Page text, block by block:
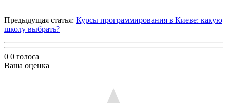
Предыдущая статья: Курсы программирования в Киеве: какую
школу выбрать?
0 0 голоса
Ваша оценка